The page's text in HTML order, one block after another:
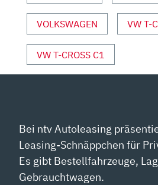
SPORT“
VON
YOUTUBE
ANZEIGEN
VOLKSWAGEN VW T-
VW T-CROSS C1
Bei ntv Autoleasing
Leasing-Schnäppchen für
Es gibt Bestellfahrzeuge,
Gebrauchtwagen.